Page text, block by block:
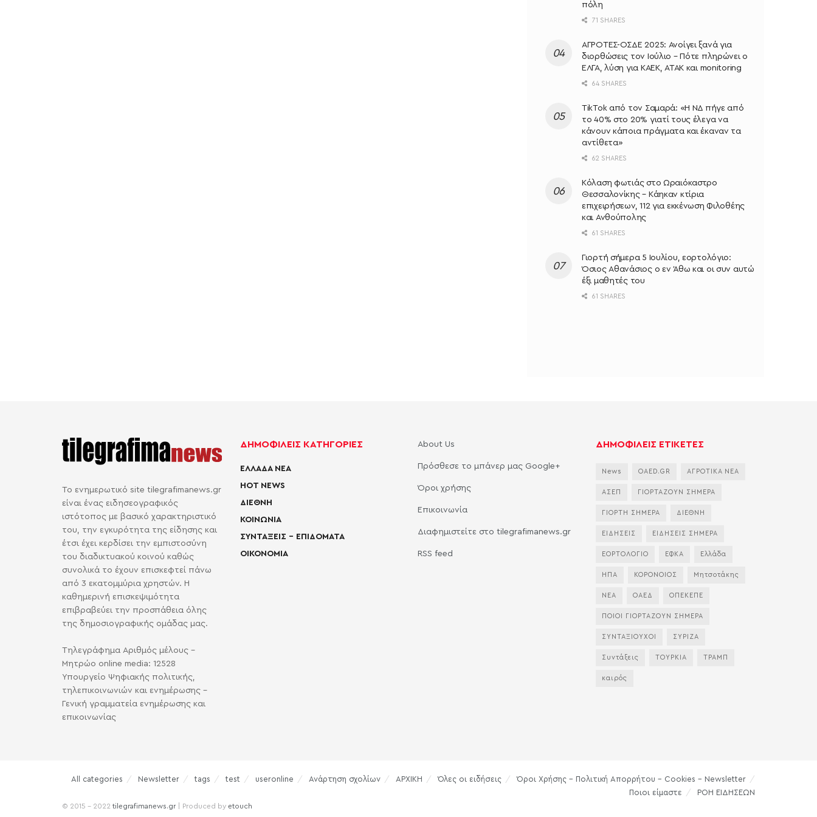
πόλη
71 SHARES
ΑΓΡΟΤΕΣ-ΟΣΔΕ 2025: Ανοίγει ξανά για
διορθώσεις τον Ιούλιο – Πότε πληρώνει ο
ΕΛΓΑ, λύση για ΚΑΕΚ, ΑΤΑΚ και monitoring
64 SHARES
TikTok από τον Σαμαρά: «Η ΝΔ πήγε από
το 40% στο 20% γιατί τους έλεγα να
κάνουν κάποια πράγματα και έκαναν τα
αντίθετα»
62 SHARES
Κόλαση φωτιάς στο Ωραιόκαστρο
Θεσσαλονίκης – Κάηκαν κτίρια
επιχειρήσεων, 112 για εκκένωση Φιλοθέης
και Ανθούπολης
61 SHARES
Γιορτή σήμερα 5 Ιουλίου, εορτολόγιο:
Όσιος Αθανάσιος ο εν Άθω και οι συν αυτώ
έξι μαθητές του
61 SHARES
Το ενημερωτικό site tilegrafimanews.gr
είναι ένας ειδησεογραφικός
ιστότοπος με βασικό χαρακτηριστικό
του, την εγκυρότητα της είδησης και
έτσι έχει κερδίσει την εμπιστοσύνη
του διαδικτυακού κοινού καθώς
συνολικά το έχουν επισκεφτεί πάνω
από 3 εκατομμύρια χρηστών. Η
καθημερινή επισκεψιμότητα
επιβραβεύει την προσπάθεια όλης
της δημοσιογραφικής ομάδας μας.
Τηλεγράφημα Αριθμός μέλους -
Μητρώο online media: 12528
Υπουργείο Ψηφιακής πολιτικής,
τηλεπικοινωνιών και ενημέρωσης -
Γενική γραμματεία ενημέρωσης και
επικοινωνίας
ΔΗΜΟΦΙΛΕΙΣ ΚΑΤΗΓΟΡΙΕΣ
ΕΛΛΑΔΑ ΝΕΑ
HOT NEWS
ΔΙΕΘΝΗ
ΚΟΙΝΩΝΙΑ
ΣΥΝΤΑΞΕΙΣ – ΕΠΙΔΟΜΑΤΑ
ΟΙΚΟΝΟΜΙΑ
About Us
Πρόσθεσε το μπάνερ μας Google+
Όροι χρήσης
Επικοινωνία
Διαφημιστείτε στο tilegrafimanews.gr
RSS feed
ΔΗΜΟΦΙΛΕΙΣ ΕΤΙΚΕΤΕΣ
News OAED.GR ΑΓΡΟΤΙΚΑ ΝΕΑ
ΑΣΕΠ ΓΙΟΡΤΑΖΟΥΝ ΣΗΜΕΡΑ
ΓΙΟΡΤΗ ΣΗΜΕΡΑ ΔΙΕΘΝΗ
ΕΙΔΗΣΕΙΣ ΕΙΔΗΣΕΙΣ ΣΗΜΕΡΑ
ΕΟΡΤΟΛΟΓΙΟ ΕΦΚΑ Ελλάδα
ΗΠΑ ΚΟΡΟΝΟΙΟΣ Μητσοτάκης
ΝΕΑ ΟΑΕΔ ΟΠΕΚΕΠΕ
ΠΟΙΟΙ ΓΙΟΡΤΑΖΟΥΝ ΣΗΜΕΡΑ
ΣΥΝΤΑΞΙΟΥΧΟΙ ΣΥΡΙΖΑ
Συντάξεις ΤΟΥΡΚΙΑ ΤΡΑΜΠ
καιρός
All categories Newsletter tags test useronline Ανάρτηση σχολίων ΑΡΧΙΚΗ Όλες οι ειδήσεις
Όροι Χρήσης – Πολιτική Απορρήτου – Cookies – Newsletter
Ποιοι είμαστε
ΡΟΗ ΕΙΔΗΣΕΩΝ
© 2015 - 2022 tilegrafimanews.gr| Produced by etouch